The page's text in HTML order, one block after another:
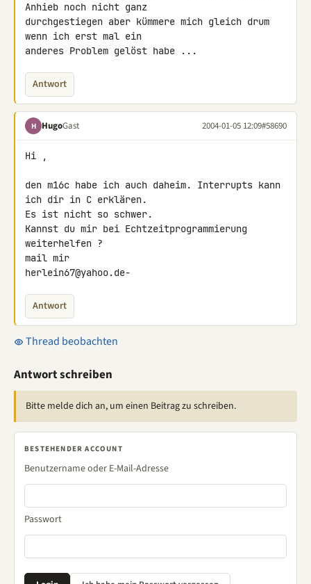
Anhieb noch nicht ganz
durchgestiegen aber kümmere mich gleich drum
wenn ich erst mal ein
anderes Problem gelöst habe ...
Antwort
H HugoGast 2004-01-05 12:09#58690
Hi ,
den m16c habe ich auch daheim. Interrupts kann
ich dir in C erklären.
Es ist nicht so schwer.
Kannst du mir bei Echtzeitprogrammierung
weiterhelfen ?
mail mir
herlein67@yahoo.de-
Antwort
Thread beobachten
Antwort schreiben
Bitte melde dich an, um einen Beitrag zu schreiben.
BESTEHENDER ACCOUNT
Benutzername oder E-Mail-Adresse
Passwort